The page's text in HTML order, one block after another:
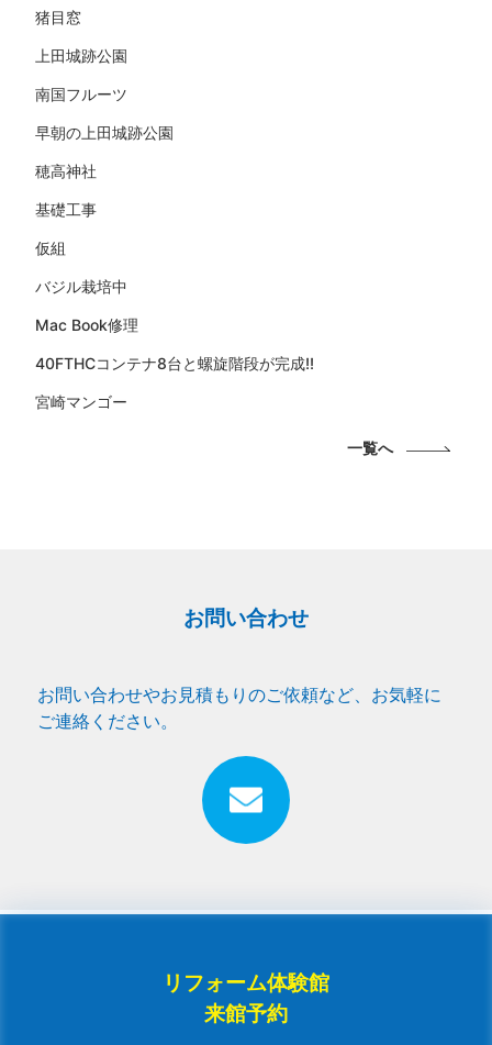
猪目窓
上田城跡公園
南国フルーツ
早朝の上田城跡公園
穂高神社
基礎工事
仮組
バジル栽培中
Mac Book修理
40FTHCコンテナ8台と螺旋階段が完成!!
宮崎マンゴー
一覧へ
お問い合わせ
お問い合わせやお見積もりのご依頼など、お気軽に
ご連絡ください。
リフォーム体験館
来館予約